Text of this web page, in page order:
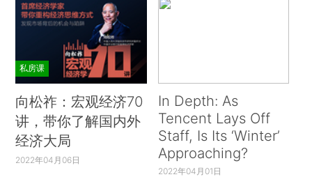
私房课
向松祚：宏观经济70
讲，带你了解国内外
经济大局
2022年04月06日
In Depth: As
Tencent Lays Off
Staff, Is Its ‘Winter’
Approaching?
2022年04月01日